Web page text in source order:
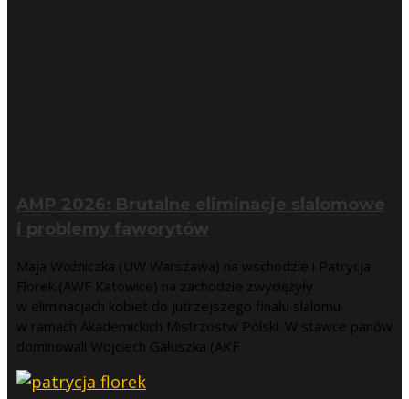
AMP 2026: Brutalne eliminacje slalomowe
i problemy faworytów
Maja Woźniczka (UW Warszawa) na wschodzie i Patrycja
Florek (AWF Katowice) na zachodzie zwyciężyły
w eliminacjach kobiet do jutrzejszego finału slalomu
w ramach Akademickich Mistrzostw Polski. W stawce panów
dominowali Wojciech Gałuszka (AKF